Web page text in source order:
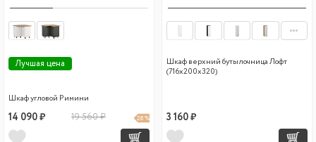
Лучшая цена
Шкаф угловой Римини
14 090 ₽ 19 560 ₽ 28 %
Шкаф верхний бутылочница Лофт
(716х200х320)
3 160 ₽